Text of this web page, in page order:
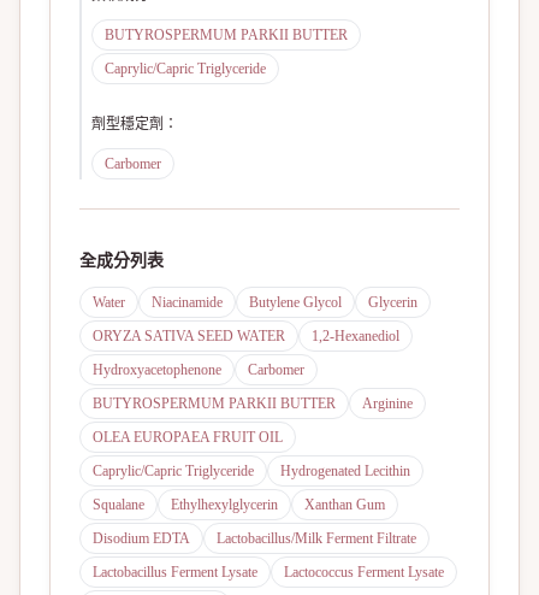
BUTYROSPERMUM PARKII BUTTER
Caprylic/Capric Triglyceride
劑型穩定劑 ：
Carbomer
全成分列表
Water Niacinamide Butylene Glycol
Glycerin
ORYZA SATIVA SEED WATER
1,2-Hexanediol
Hydroxyacetophenone
Carbomer
BUTYROSPERMUM PARKII BUTTER
Arginine
OLEA EUROPAEA FRUIT OIL
Caprylic/Capric Triglyceride
Hydrogenated Lecithin
Squalane
Ethylhexylglycerin
Xanthan Gum
Disodium EDTA
Lactobacillus/Milk Ferment Filtrate
Lactobacillus Ferment Lysate
Lactococcus Ferment Lysate